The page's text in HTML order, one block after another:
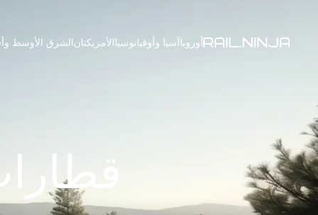
أوروبا آسيا وأوقيانوسيا الأمريكتان الشرق الأوسط